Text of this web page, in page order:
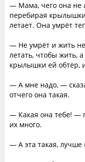
— Мама, чего она не
перебирая
летает. Она умрёт
— Не умрёт и жить
летать, чтобы жить,
крылышки ей обтёр,
— А мне надо, —
отчего она такая.
— Какая она тебе! —
их много.
— А эта такая, лучше